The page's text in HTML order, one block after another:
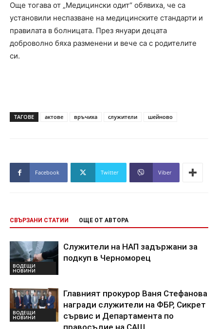
Още тогава от „Медицински одит“ обявиха, че са
установили неспазване на медицинските стандарти и
правилата в болницата. През януари децата
доброволно бяха разменени и вече са с родителите
си.
ТАГОВЕ актове връчиха служители шейново
Facebook Twitter Viber
СВЪРЗАНИ СТАТИИ ОЩЕ ОТ АВТОРА
ВОДЕЩИ
НОВИНИ
Служители на НАП задържани за
подкуп в Черноморец
ВОДЕЩИ
НОВИНИ
Главният прокурор Ваня Стефанова
награди служители на ФБР, Сикрет
сървис и Департамента по